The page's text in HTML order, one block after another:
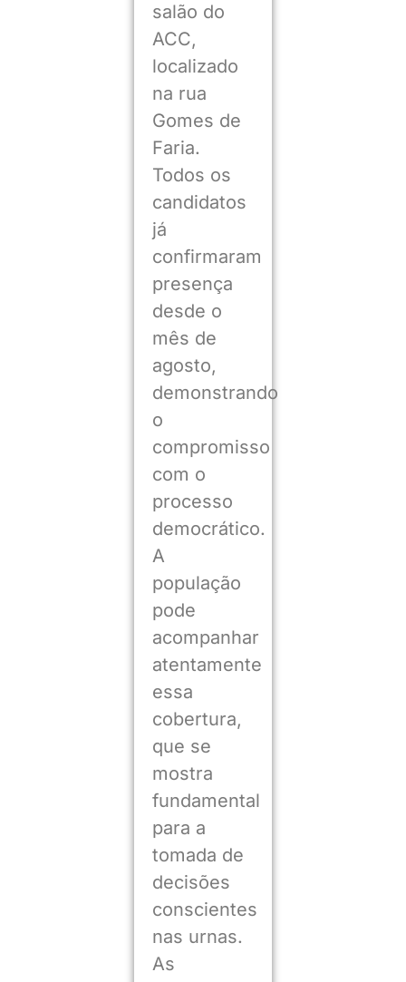
salão do
ACC,
localizado
na rua
Gomes de
Faria.
Todos os
candidatos
já
confirmaram
presença
desde o
mês de
agosto,
demonstrando
o
compromisso
com o
processo
democrático.
A
população
pode
acompanhar
atentamente
essa
cobertura,
que se
mostra
fundamental
para a
tomada de
decisões
conscientes
nas urnas.
As